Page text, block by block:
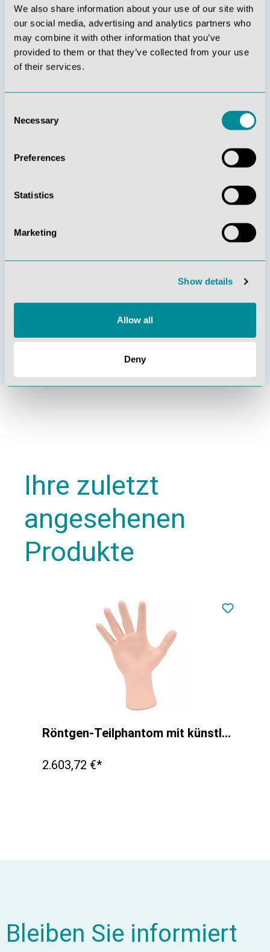
We also share information about your use of our site with
our social media, advertising and analytics partners who
may combine it with other information that you’ve
provided to them or that they’ve collected from your use
of their services.
Selection
Necessary
Preferences
Statistics
Marketing
Show details
Allow all
Deny
Stetige
Gelebte
Verständnis für
Ihre zuletzt
angesehenen
Produkte
Röntgen-Teilphantom mit künstlichen Knochen - Rechte Hand, opak
2.603,72 €*
Bleiben Sie informiert